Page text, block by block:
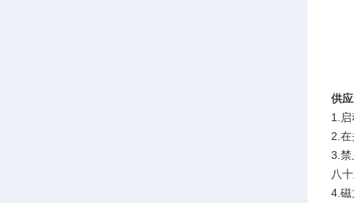
供
1.
2.
3.禁
八
4.磁